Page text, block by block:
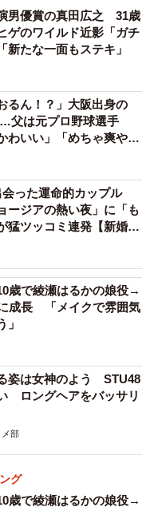
ランキング（提供画像）
テラン俳優で、主演
『池袋ウエストゲー
2009年）』といった話
『真田丸（2016
ナレーションやCMの
レントです。菅田将
う勿れ（2022年）』で
藪の役として主人公の
アーティストとして
をリリースし、多方
年に放送されたドラマ
久能整を演じ、先の
魅了しました。
男優賞の真田広之 31歳
ゲのワイルド近影「ガチ
新たな一面もステキ」
るん！？」大阪出身の
父は元プロ野球選手
わいい」「めちゃ爽や
会った運命的カップル
ージアの熱い夜」に「も
猛ツッコミ連発【新婚さ
歳で綾瀬はるかの娘役→
成長 「メイクで雰囲気
姿は女神のよう STU48
ロングヘアをバッサリ
メ部
グ
歳で綾瀬はるかの娘役→